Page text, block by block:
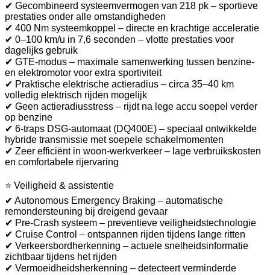
✔ Gecombineerd systeemvermogen van 218 pk – sportieve
prestaties onder alle omstandigheden
✔ 400 Nm systeemkoppel – directe en krachtige acceleratie
✔ 0–100 km/u in 7,6 seconden – vlotte prestaties voor
dagelijks gebruik
✔ GTE-modus – maximale samenwerking tussen benzine-
en elektromotor voor extra sportiviteit
✔ Praktische elektrische actieradius – circa 35–40 km
volledig elektrisch rijden mogelijk
✔ Geen actieradiusstress – rijdt na lege accu soepel verder
op benzine
✔ 6-traps DSG-automaat (DQ400E) – speciaal ontwikkelde
hybride transmissie met soepele schakelmomenten
✔ Zeer efficiënt in woon-werkverkeer – lage verbruikskosten
en comfortabele rijervaring
⭐ Veiligheid & assistentie
✔ Autonomous Emergency Braking – automatische
remondersteuning bij dreigend gevaar
✔ Pre-Crash systeem – preventieve veiligheidstechnologie
✔ Cruise Control – ontspannen rijden tijdens lange ritten
✔ Verkeersbordherkenning – actuele snelheidsinformatie
zichtbaar tijdens het rijden
✔ Vermoeidheidsherkenning – detecteert verminderde